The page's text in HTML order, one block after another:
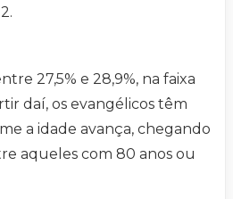
27,5% e 28,9%, na faixa
daí, os evangélicos têm
a idade avança, chegando
aqueles com 80 anos ou